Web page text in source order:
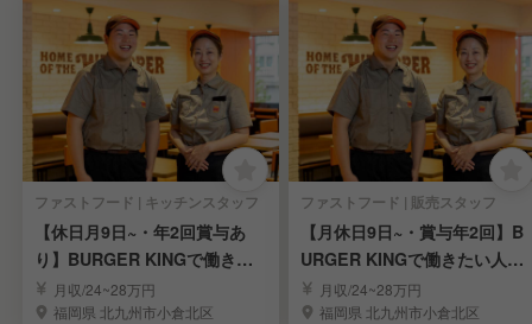
ファストフード | キッチンスタッフ
【休日月9日~・年2回賞与あ
り】BURGER KINGで働きた
い人募集
月収/24~28万円
福岡県 北九州市小倉北区
ファストフード | 販売スタッフ
【月休日9日~・賞与年2回】B
URGER KINGで働きたい人募
集 月収/24~28万円
福岡県 北九州市小倉北区